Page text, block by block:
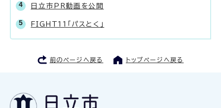
日立市PR動画を公開
FIGHT11「パスとく」
前のページへ戻る トップページへ戻る